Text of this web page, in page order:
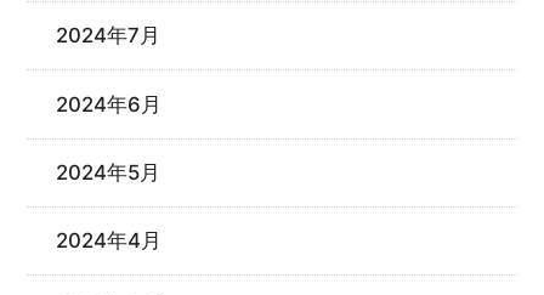
2024年7月
2024年6月
2024年5月
2024年4月